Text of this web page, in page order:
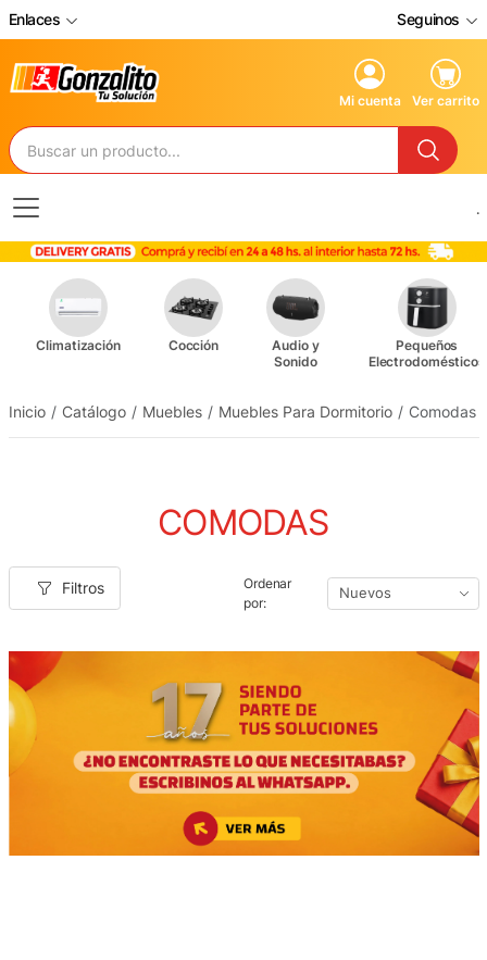
Enlaces Seguinos
Mi cuenta Ver carrito
.
Climatización Cocción
Audio y
Sonido
Pequeños
Electrodomésticos
Inicio Catálogo Muebles Muebles Para Dormitorio Comodas
COMODAS
Filtros
Ordenar
por: